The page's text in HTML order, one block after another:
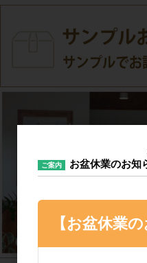
ご案内 お盆休業のお知
【お盆休業